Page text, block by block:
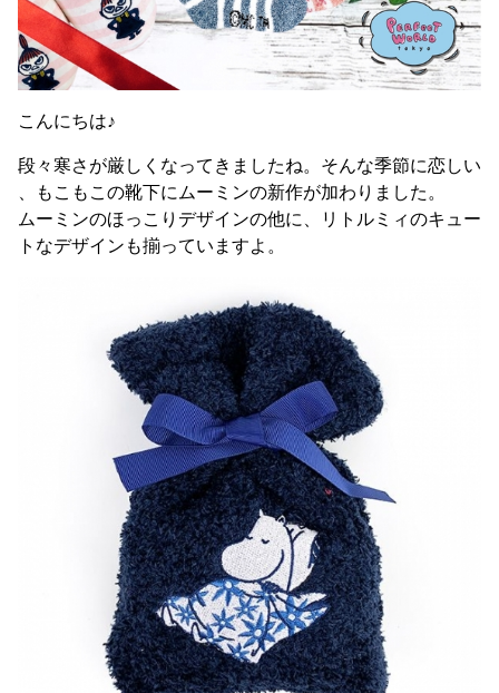
こんにちは♪
段々寒さが厳しくなってきましたね。そんな季節に恋しい
、もこもこの靴下にムーミンの新作が加わりました。
ムーミンのほっこりデザインの他に、リトルミィのキュー
トなデザインも揃っていますよ。